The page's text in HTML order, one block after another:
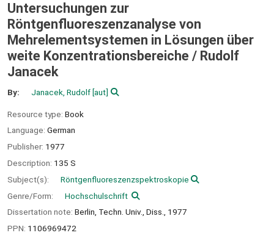
Untersuchungen zur
Röntgenfluoreszenzanalyse von
Mehrelementsystemen in Lösungen über
weite Konzentrationsbereiche / Rudolf
Janacek
By: Janacek, Rudolf[aut]
Resource type: Book
Language: German
Publisher: 1977
Description: 135 S
Subject(s):
Röntgenfluoreszenzspektroskopie
Genre/Form:
Hochschulschrift
Dissertation note: Berlin, Techn. Univ., Diss., 1977
PPN: 1106969472